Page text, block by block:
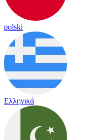
polski
Ελληνικά